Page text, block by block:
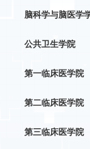
脑科学与脑医学
公共卫生学院
第一临床医学院
第二临床医学院
第三临床医学院